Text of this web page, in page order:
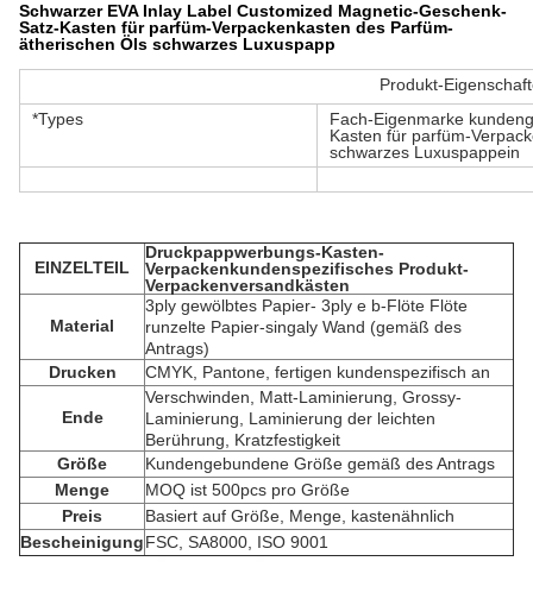
Schwarzer EVA Inlay Label Customized Magnetic-Geschenk-
Satz-Kasten für parfüm-Verpackenkasten des Parfüm-
ätherischen Öls schwarzes Luxuspapp
Produkt-
*Types
Fach-Eigenmarke
Kasten für parfüm-
schwarzes Luxuspappein
EINZELTEIL
Druckpappwerbungs-Kasten-
Verpackenkundenspezifisches Produkt-
Verpackenversandkästen
Material
3ply gewölbtes Papier- 3ply e b-Flöte Flöte
runzelte Papier-singaly Wand (gemäß des
Antrags)
Drucken
CMYK, Pantone, fertigen kundenspezifisch an
Ende
Verschwinden, Matt-Laminierung, Grossy-
Laminierung, Laminierung der leichten
Berührung, Kratzfestigkeit
Größe
Kundengebundene Größe gemäß des Antrags
Menge
MOQ ist 500pcs pro Größe
Preis
Basiert auf Größe, Menge, kastenähnlich
BescheinigungFSC, SA8000, ISO 9001